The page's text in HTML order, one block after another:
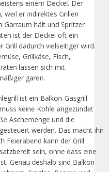
einem Deckel. Der
weil er indirektes Grillen
Garraum hält und Spritzer
ist der Deckel oft ein
Grill dadurch vielseitiger wird.
Grillkäse, Fisch,
lassen sich mit
garen.
ist ein Balkon-Gasgrill
keine Kohle angezündet
Aschemenge und die
werden. Das macht ihn
Feierabend kann der Grill
sein, ohne dass eine
Genau deshalb sind Balkon-